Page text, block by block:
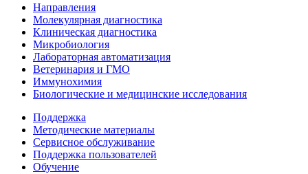
Направления
Молекулярная диагностика
Клиническая диагностика
Микробиология
Лабораторная автоматизация
Ветеринария и ГМО
Иммунохимия
Биологические и медицинские исследования
Поддержка
Методические материалы
Сервисное обслуживание
Поддержка пользователей
Обучение